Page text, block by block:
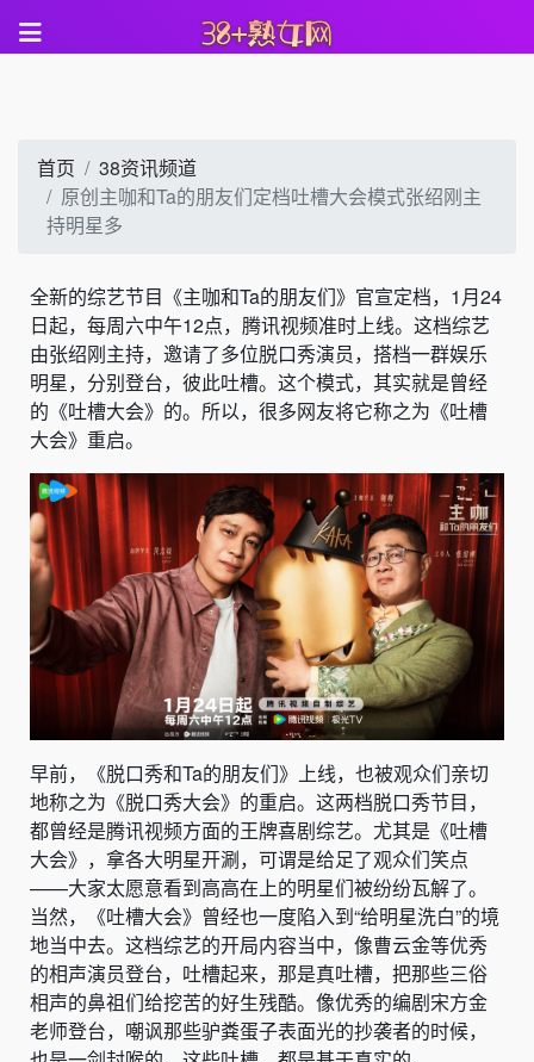
首页
38资讯频道
原创主咖和Ta的朋友们定档吐槽大会模式张绍刚主
持明星多
全新的综艺节目《主咖和Ta的朋友们》官宣定档，1月24
日起，每周六中午12点，腾讯视频准时上线。这档综艺
由张绍刚主持，邀请了多位脱口秀演员，搭档一群娱乐
明星，分别登台，彼此吐槽。这个模式，其实就是曾经
的《吐槽大会》的。所以，很多网友将它称之为《吐槽
大会》重启。
早前，《脱口秀和Ta的朋友们》上线，也被观众们亲切
地称之为《脱口秀大会》的重启。这两档脱口秀节目，
都曾经是腾讯视频方面的王牌喜剧综艺。尤其是《吐槽
大会》，拿各大明星开涮，可谓是给足了观众们笑点
——大家太愿意看到高高在上的明星们被纷纷瓦解了。
当然，《吐槽大会》曾经也一度陷入到“给明星洗白”的境
地当中去。这档综艺的开局内容当中，像曹云金等优秀
的相声演员登台，吐槽起来，那是真吐槽，把那些三俗
相声的鼻祖们给挖苦的好生残酷。像优秀的编剧宋方金
老师登台，嘲讽那些驴粪蛋子表面光的抄袭者的时候，